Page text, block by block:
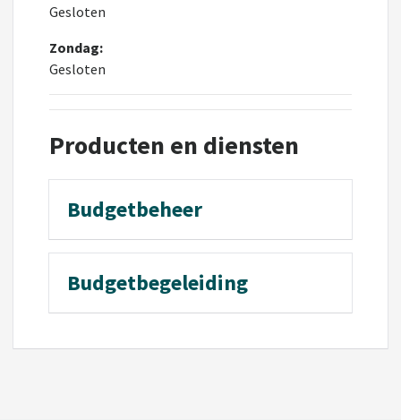
Gesloten
Zondag:
Gesloten
Producten en diensten
Budgetbeheer
Budgetbegeleiding